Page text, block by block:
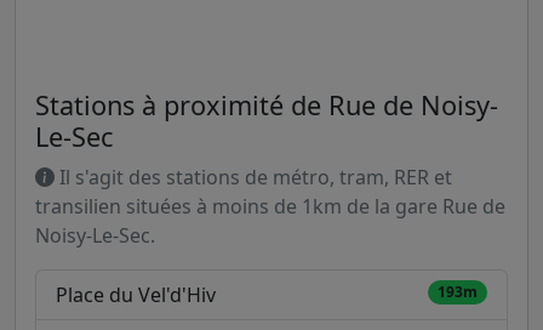
Stations à proximité de Rue de Noisy-
Le-Sec
Il s'agit des stations de métro, tram, RER et
transilien situées à moins de 1km de la gare Rue de
Noisy-Le-Sec.
Place du Vel'd'Hiv 193m